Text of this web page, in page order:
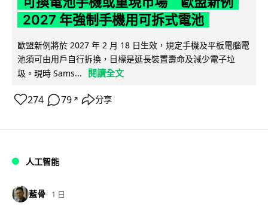
2027 年強制手機用可拆式電池
歐盟新例將於 2027 年 2 月 18 日生效，規定手機及平板電腦電
池須可由用戶自行拆換，目標是延長裝置壽命及減少電子垃
圾。現時 Sams...
閱讀全文
274 79 ↗ 分享
人工智能
藍骨 1 日